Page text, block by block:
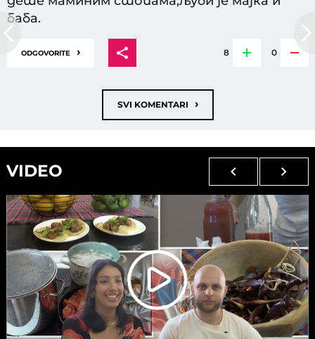
баба.
ODGOVORITE › 8 0
SVI KOMENTARI ›
VIDEO